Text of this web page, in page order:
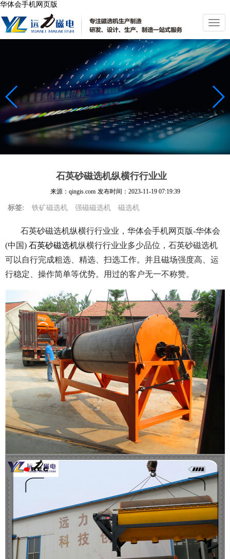
华体会手机网页版
切
换
导
航
石英砂磁选机纵横行行业业
来源：qingis.com 发布时间： 2023-11-19 07:19:39
标签: 铁矿磁选机 强磁磁选机 磁选机
石英砂磁选机纵横行行业业，华体会手机网页版-华体会
(中国) 石英砂磁选机纵横行行业业多少品位，石英砂磁选机
可以自行完成粗选、精选、扫选工作。并且磁场强度高、运
行稳定、操作简单等优势。用过的客户无一不称赞。